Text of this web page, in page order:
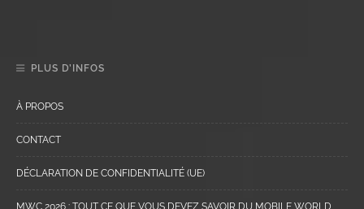
PLUS D’INFOS
À PROPOS
CONTACT
DÉCLARATION DE CONFIDENTIALITÉ (UE)
MWC 2026 : TOUT CE QUE VOUS DEVEZ SAVOIR DU MOBILE WORLD